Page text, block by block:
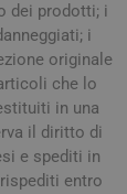
dei prodotti; i
i
originale
che lo
in una
il diritto di
e spediti in
entro